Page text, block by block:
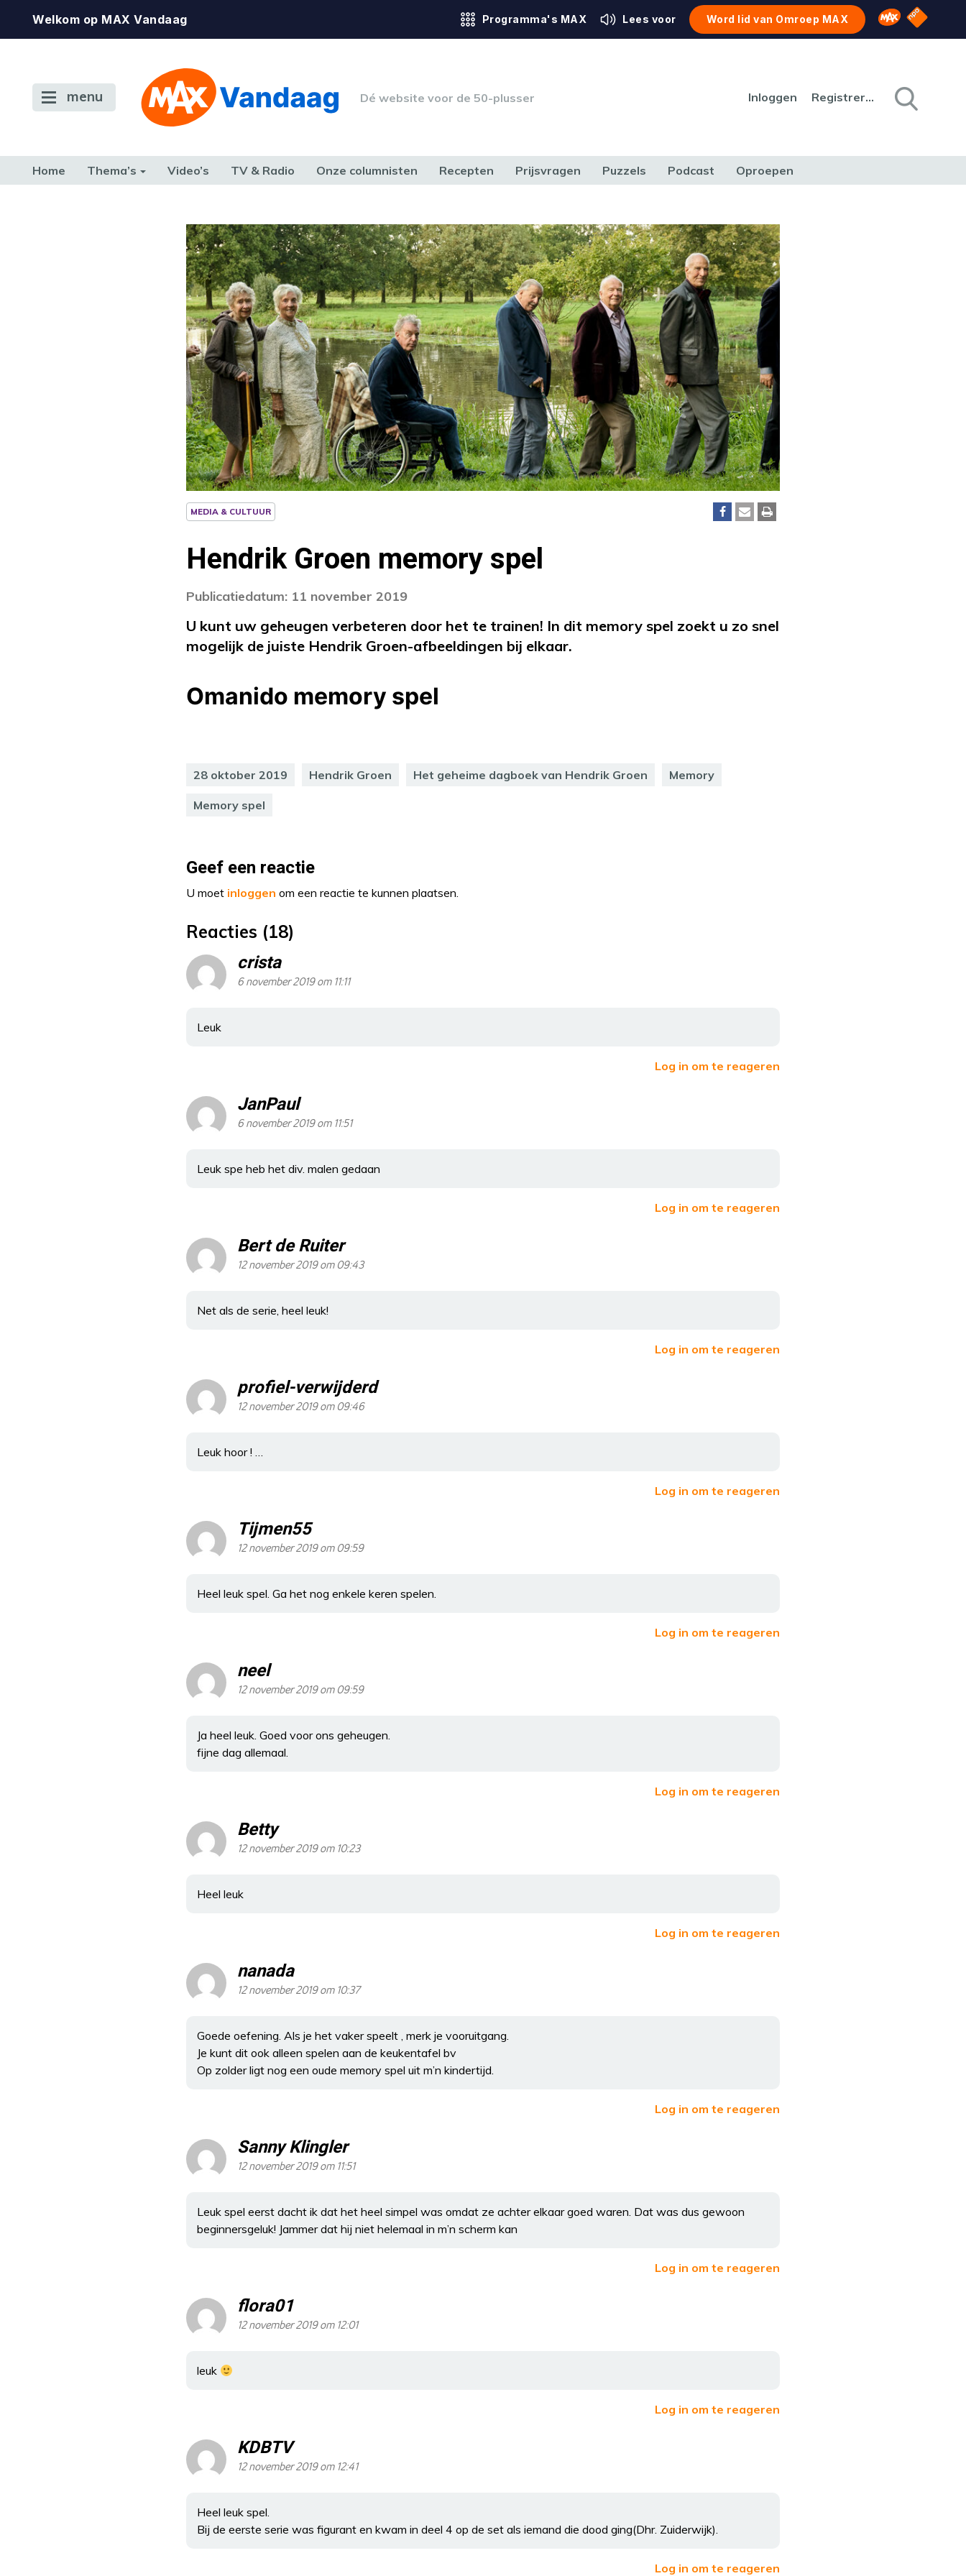
Welkom op MAX Vandaag Programma's MAX Lees voor Word lid van Omroep MAX Omroep MAX
NPO
menu Dé website voor de 50-plusser Inloggen Registreren
Home Thema’s Video’s TV & Radio Onze columnisten Recepten Prijsvragen Puzzels Podcast Oproepen
MEDIA & CULTUUR
Hendrik Groen memory spel
Publicatiedatum: 11 november 2019
U kunt uw geheugen verbeteren door het te trainen! In dit memory spel zoekt u zo snel
mogelijk de juiste Hendrik Groen-afbeeldingen bij elkaar.
28 oktober 2019 Hendrik Groen Het geheime dagboek van Hendrik Groen Memory
Memory spel
Geef een reactie
U moet inloggen om een reactie te kunnen plaatsen.
Reacties (18)
crista
6 november 2019 om 11:11
Leuk
Log in om te reageren
JanPaul
6 november 2019 om 11:51
Leuk spe heb het div. malen gedaan
Log in om te reageren
Bert de Ruiter
12 november 2019 om 09:43
Net als de serie, heel leuk!
Log in om te reageren
profiel-verwijderd
12 november 2019 om 09:46
Leuk hoor ! …
Log in om te reageren
Tijmen55
12 november 2019 om 09:59
Heel leuk spel. Ga het nog enkele keren spelen.
Log in om te reageren
neel
12 november 2019 om 09:59
Ja heel leuk. Goed voor ons geheugen.
fijne dag allemaal.
Log in om te reageren
Betty
12 november 2019 om 10:23
Heel leuk
Log in om te reageren
nanada
12 november 2019 om 10:37
Goede oefening. Als je het vaker speelt , merk je vooruitgang.
Je kunt dit ook alleen spelen aan de keukentafel bv
Op zolder ligt nog een oude memory spel uit m’n kindertijd.
Log in om te reageren
Sanny Klingler
12 november 2019 om 11:51
Leuk spel eerst dacht ik dat het heel simpel was omdat ze achter elkaar goed waren. Dat was dus gewoon
beginnersgeluk! Jammer dat hij niet helemaal in m’n scherm kan
Log in om te reageren
flora01
12 november 2019 om 12:01
leuk
Log in om te reageren
KDBTV
12 november 2019 om 12:41
Heel leuk spel.
Bij de eerste serie was figurant en kwam in deel 4 op de set als iemand die dood ging(Dhr. Zuiderwijk).
Log in om te reageren